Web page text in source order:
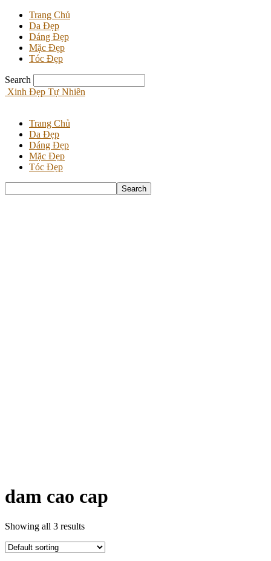
Trang Chủ
Da Đẹp
Dáng Đẹp
Mặc Đẹp
Tóc Đẹp
Search
Xinh Đẹp Tự Nhiên
Trang Chủ
Da Đẹp
Dáng Đẹp
Mặc Đẹp
Tóc Đẹp
dam cao cap
Showing all 3 results